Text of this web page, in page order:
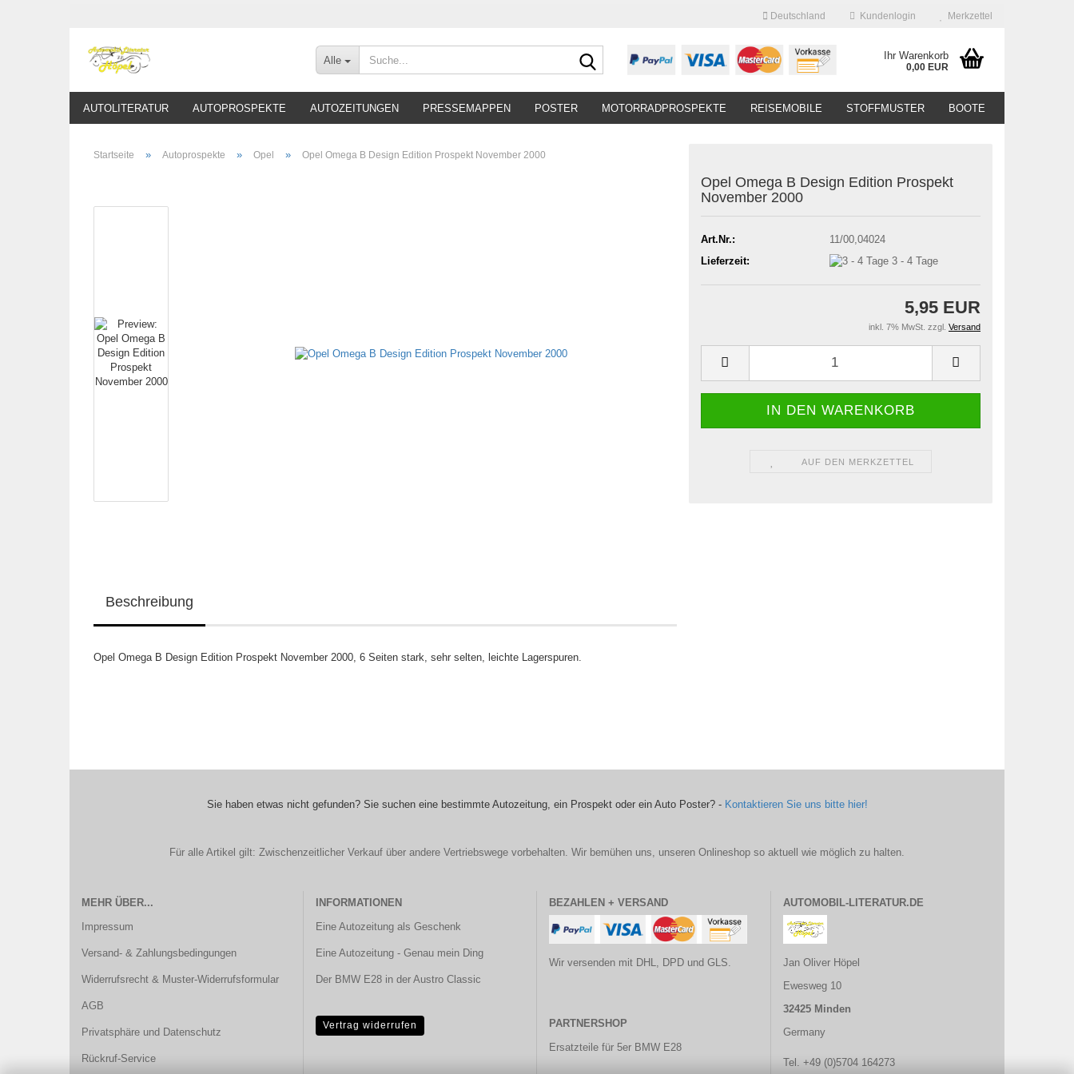
Deutschland Kundenlogin Merkzettel
Alle
Suche... Ihr Warenkorb
0,00 EUR
AUTOLITERATUR AUTOPROSPEKTE AUTOZEITUNGEN PRESSEMAPPEN POSTER MOTORRADPROSPEKTE REISEMOBILE STOFFMUSTER BOOTE
Startseite » Autoprospekte » Opel » Opel Omega B Design Edition Prospekt November 2000
Opel Omega B Design Edition Prospekt
November 2000
Art.Nr.:
11/00,04024
Lieferzeit:
3 - 4 Tage
5,95 EUR
inkl. 7% MwSt. zzgl. Versand
AUF DEN MERKZETTEL
Beschreibung
Opel Omega B Design Edition Prospekt November 2000, 6 Seiten stark, sehr selten, leichte Lagerspuren.
Sie haben etwas nicht gefunden? Sie suchen eine bestimmte Autozeitung, ein Prospekt oder ein Auto Poster? - Kontaktieren Sie uns bitte hier!
Für alle Artikel gilt: Zwischenzeitlicher Verkauf über andere Vertriebswege vorbehalten. Wir bemühen uns, unseren Onlineshop so aktuell wie möglich zu halten.
MEHR ÜBER...
Impressum
Versand- & Zahlungsbedingungen
Widerrufsrecht & Muster-Widerrufsformular
AGB
Privatsphäre und Datenschutz
Rückruf-Service
INFORMATIONEN
Eine Autozeitung als Geschenk
Eine Autozeitung - Genau mein Ding
Der BMW E28 in der Austro Classic
Vertrag widerrufen
BEZAHLEN + VERSAND
Wir versenden mit DHL, DPD und GLS.
PARTNERSHOP
Ersatzteile für 5er BMW E28
AUTOMOBIL-LITERATUR.DE
Jan Oliver Höpel
Ewesweg 10
32425 Minden
Germany
Tel. +49 (0)5704 164273